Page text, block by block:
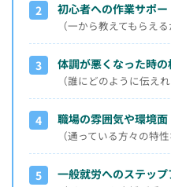
2 初心者への作業サポ
（一から教えてもらえる
3 体調が悪くなった時
（誰にどのように伝えれ
4 職場の雰囲気や環境面
（通っている方々の特性
5 一般就労へのステッ